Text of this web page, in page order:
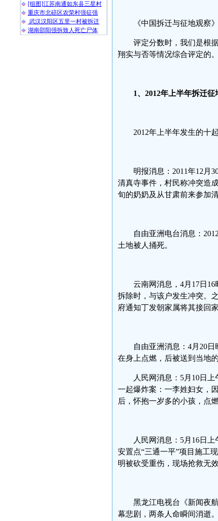
[组图]江苏南通如东县三星村
重庆市北碚区农荣村强征强
武汉汉阳区五里一村被拆迁
湖南邵阳强拆致人死亡尸体
《中国拆迁与征地观察
评定分数时，我们是根
翔实与否等情况综合评定的
1、2012年上半年拆迁征
2012年上半年发生的十
明报消息：2011年12月
清真寺事件，村民称冲突造
旬的奶奶及从甘肃前来参加
自由亚洲电台消息：
土地被人捅死。
云南网消息，4月17日
拆除时，与该户发生冲突。
府通知丁发朝家属将其接回
自由亚洲消息：4月20
在身上点燃，后被送到当地
人民网消息：5月10日
一起爆炸案：一李姓妇女，
后，怀抱一岁多的小孩，点
人民网消息：5月16日
安置点“三通一平”项目施工
明被砍受重伤，现场抢救无
黑龙江电视台《新闻夜
幕悲剧，两条人命瞬间消逝